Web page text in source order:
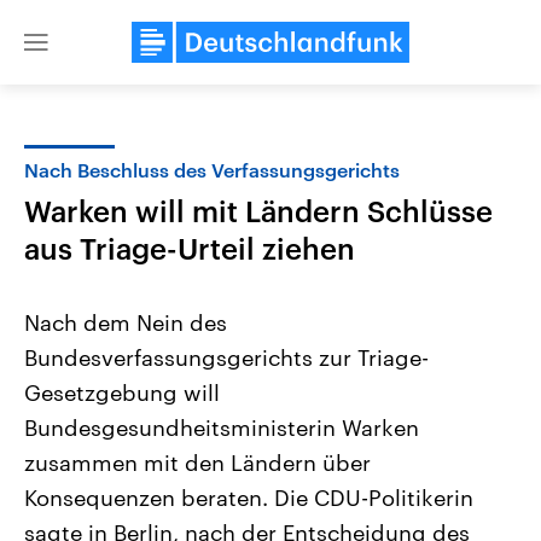
Close
Landtagswahl Sachsen-Anhalt
2026
Alle Informationen
September 2026 einen neuen
Bundesland von einer Koalition aus
USA
Aktuelle Beiträge,
Hintergründe
gehören die Vereinigten
mit großem Einfluss auf
Nach Beschluss des Verfassungsgerichts
Warken will mit Ländern Schlüsse
aus Triage-Urteil ziehen
Nach dem Nein des
Bundesverfassungsgerichts zur Triage-
Gesetzgebung will
Bundesgesundheitsministerin Warken
zusammen mit den Ländern über
Konsequenzen beraten. Die CDU-Politikerin
sagte in Berlin, nach der Entscheidung des